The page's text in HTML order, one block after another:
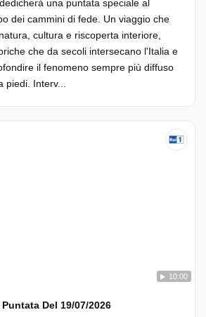
una puntata speciale al
dei cammini di fede. Un viaggio che
cultura e riscoperta interiore,
che da secoli intersecano l'Italia e
il fenomeno sempre più diffuso
Interv...
10:00
Del 19/07/2026